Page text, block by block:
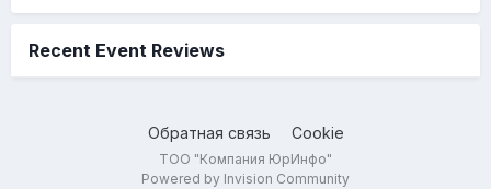
Recent Event Reviews
Обратная связь Cookie
ТОО "Компания ЮрИнфо"
Powered by Invision Community